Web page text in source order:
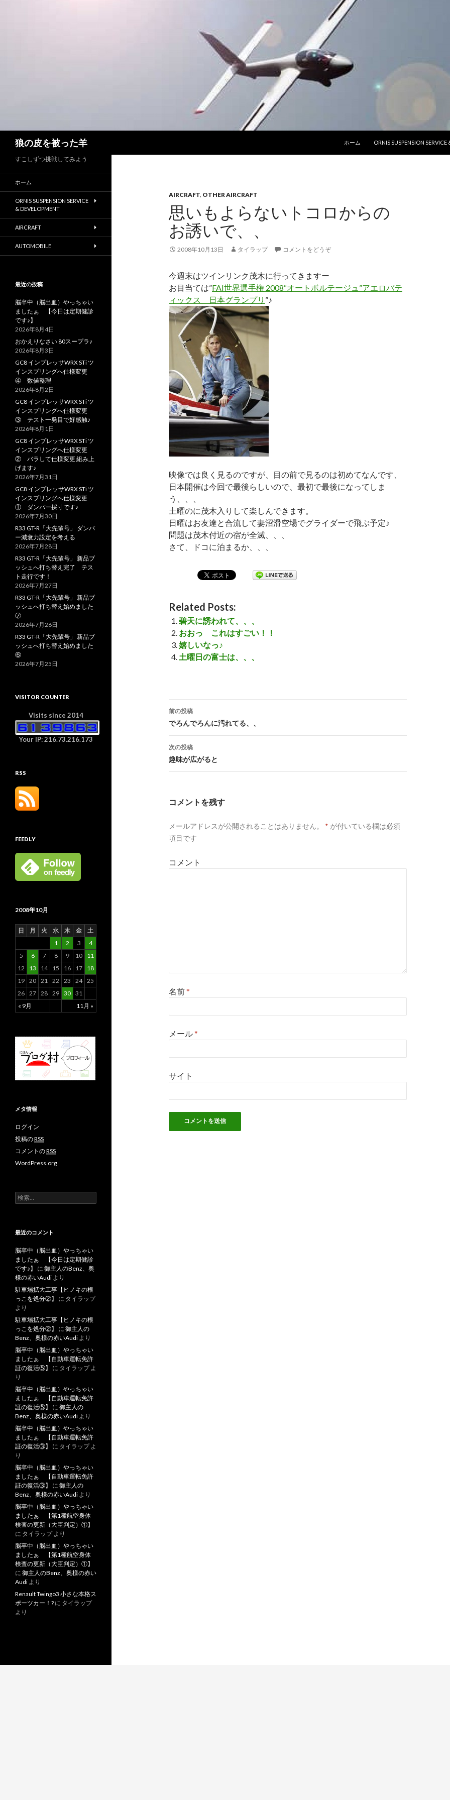
狼の皮を被った羊
ホーム
ORNIS SUSPENSION
AIRCRAFT, OTHER AIRCRAFT
思いもよらないトコロからの
お誘いで、、
2008年10月13日 タイラップ コメントをどうぞ
今週末はツインリンク茂木に行ってきますー
お目当ては”FAI世界選手権 2008“オートボルテージュ”アエロバテ
ィックス 日本グランプリ ”♪
映像では良く見るのですが、目の前で見るのは初めてなんです、
日本開催は今回で最後らしいので、最初で最後になってしま
う、、、
土曜のに茂木入りして楽しんできます。
日曜はお友達と合流して妻沼滑空場でグライダーで飛ぶ予定♪
問題は茂木付近の宿が全滅、、、
さて、ドコに泊まるか、、、
Related Posts:
碧天に誘われて、、、
おおっ これはすごい！！
嬉しいなっ♪
土曜日の富士は、、、
投
稿
ナ
ゲ
シ
ン
前の投稿
でろんでろんに汚れてる、、
次の投稿
趣味が広がると
コメントを残す
メールアドレスが公開されることはありません。 * が付いている欄は必須
項目です
コメント
名前*
メール*
サイト
すこしずつ挑戦してみよう
ホーム
ORNIS SUSPENSION SERVICE
& DEVELOPMENT
AIRCRAFT
AUTOMOBILE
最近の投稿
脳卒中（脳出血）やっちゃい
ましたぁ 【今日は定期健診
です♪】
2026年8月4日
おかえりなさい 80スープラ♪
2026年8月3日
GC8 インプレッサWRX STi ツ
インスプリングへ仕様変更
④ 数値整理
2026年8月2日
GC8 インプレッサWRX STi ツ
インスプリングへ仕様変更
③ テスト一発目で好感触♪
2026年8月1日
GC8 インプレッサWRX STi ツ
インスプリングへ仕様変更
② バラして仕様変更 組み上
げます♪
2026年7月31日
GC8 インプレッサWRX STi ツ
インスプリングへ仕様変更
① ダンパー採寸です♪
2026年7月30日
R33 GT-R「大先輩号」 ダンパ
ー減衰力設定を考える
2026年7月28日
R33 GT-R「大先輩号」 新品ブ
ッシュへ打ち替え完了 テス
ト走行です！
2026年7月27日
R33 GT-R「大先輩号」 新品ブ
ッシュへ打ち替え始めました
⑦
2026年7月26日
R33 GT-R「大先輩号」 新品ブ
ッシュへ打ち替え始めました
⑥
2026年7月25日
VISITOR COUNTER
Visits since 2014
Your IP: 216.73.216.173
RSS
FEEDLY
2008年10月
日 月 火 水 木 金 土
« 9月 11月 »
1 2 3
4
5
6 7 8 9 10
11
12
13 14 15 16 17
18
19 20 21 22 23 24 25
26 27 28 29 30 31
メタ情報
ログイン
投稿のRSS
コメントのRSS
WordPress.org
検
索
最近のコメント
脳卒中（脳出血）やっちゃい
ましたぁ 【今日は定期健診
です♪】
に 御主人のBenz、奥
様の赤いAudi より
駐車場拡大工事【ヒノキの根
っこを処分②】
に タイラップ
より
駐車場拡大工事【ヒノキの根
っこを処分②】
に 御主人の
Benz、奥様の赤いAudi より
脳卒中（脳出血）やっちゃい
ましたぁ 【自動車運転免許
証の復活⑤】
に タイラップよ
り
脳卒中（脳出血）やっちゃい
ましたぁ 【自動車運転免許
証の復活⑤】
に 御主人の
Benz、奥様の赤いAudi より
脳卒中（脳出血）やっちゃい
ましたぁ 【自動車運転免許
証の復活③】
に タイラップよ
り
脳卒中（脳出血）やっちゃい
ましたぁ 【自動車運転免許
証の復活③】
に 御主人の
Benz、奥様の赤いAudi より
脳卒中（脳出血）やっちゃい
ましたぁ 【第1種航空身体
検査の更新（大臣判定）①】
に タイラップより
脳卒中（脳出血）やっちゃい
ましたぁ 【第1種航空身体
検査の更新（大臣判定）①】
に 御主人のBenz、奥様の赤い
Audi より
Renault Twingo3 小さな本格ス
ポーツカー！? に タイラップ
より